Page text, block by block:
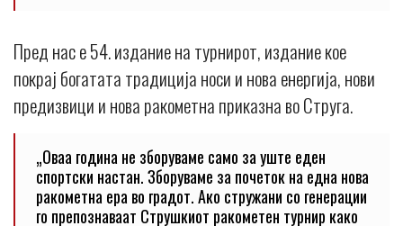
Пред нас е 54. издание на турнирот, издание кое
покрај богатата традиција носи и нова енергија, нови
предизвици и нова ракометна приказна во Струга.
„Оваа година не зборуваме само за уште еден
спортски настан. Зборуваме за почеток на една нова
ракометна ера во градот. Ако стружани со генерации
го препознаваат Струшкиот ракометен турнир како